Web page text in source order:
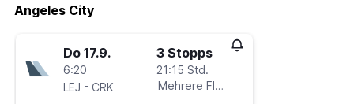
Angeles City
Do 17.9.
6:20
LEJ - CRK
3 Stopps
21:15 Std.
Mehrere Fluglinien